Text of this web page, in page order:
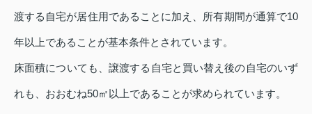
渡する自宅が居住用であることに加え、所有期間が通算で10
年以上であることが基本条件とされています。
床面積についても、譲渡する自宅と買い替え後の自宅のいず
れも、おおむね50㎡以上であることが求められています。